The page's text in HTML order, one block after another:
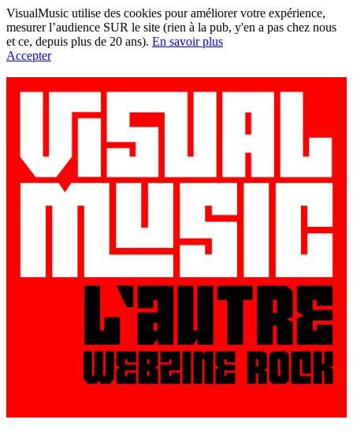
VisualMusic utilise des cookies pour améliorer votre expérience,
mesurer l’audience SUR le site (rien à la pub, y'en a pas chez nous
et ce, depuis plus de 20 ans). En savoir plus
Accepter